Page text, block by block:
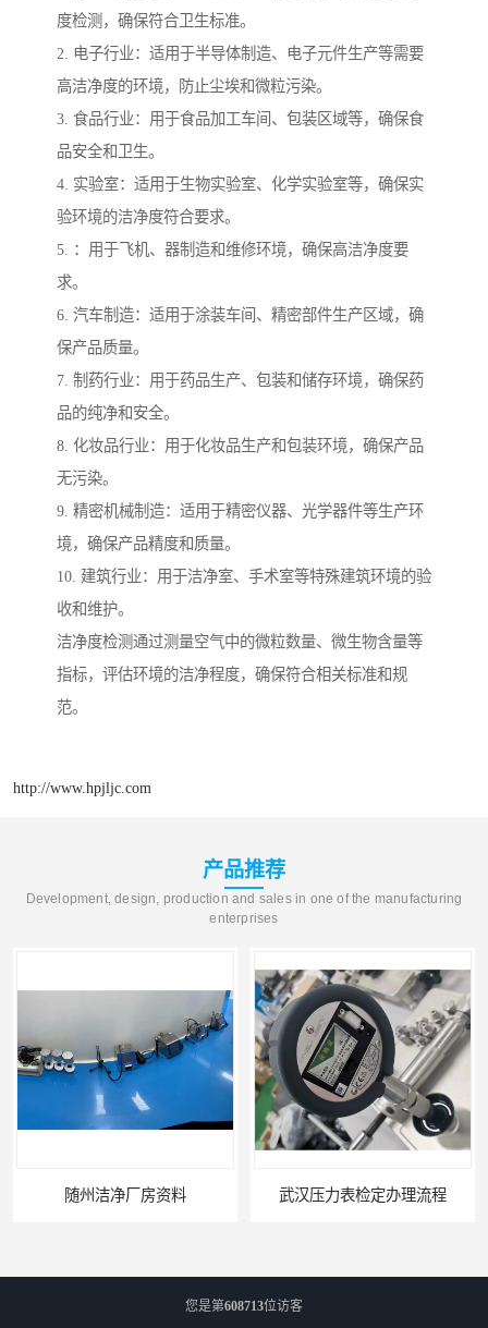
度检测，确保符合卫生标准。
2. 电子行业：适用于半导体制造、电子元件生产等需要
高洁净度的环境，防止尘埃和微粒污染。
3. 食品行业：用于食品加工车间、包装区域等，确保食
品安全和卫生。
4. 实验室：适用于生物实验室、化学实验室等，确保实
验环境的洁净度符合要求。
5. ：用于飞机、器制造和维修环境，确保高洁净度要
求。
6. 汽车制造：适用于涂装车间、精密部件生产区域，确
保产品质量。
7. 制药行业：用于药品生产、包装和储存环境，确保药
品的纯净和安全。
8. 化妆品行业：用于化妆品生产和包装环境，确保产品
无污染。
9. 精密机械制造：适用于精密仪器、光学器件等生产环
境，确保产品精度和质量。
10. 建筑行业：用于洁净室、手术室等特殊建筑环境的验
收和维护。
洁净度检测通过测量空气中的微粒数量、微生物含量等
指标，评估环境的洁净程度，确保符合相关标准和规
范。
http://www.hpjljc.com
产品推荐
Development, design, production and sales in one of the manufacturing
enterprises
随州洁净厂房资料 武汉压力表检定办理流程
您是第608713位访客